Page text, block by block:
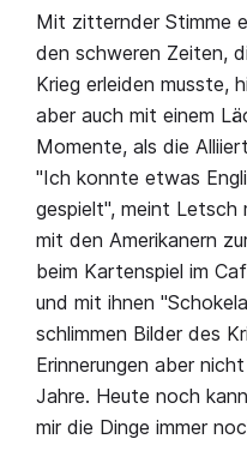
Mit zitternder Stimme
den schweren Zeiten,
Krieg erleiden musste,
aber auch mit einem
Momente, als die
"Ich konnte etwas
gespielt", meint Letsch
mit den Amerikanern
beim Kartenspiel im
und mit ihnen
schlimmen Bilder des
Erinnerungen aber
Jahre. Heute noch
mir die Dinge immer